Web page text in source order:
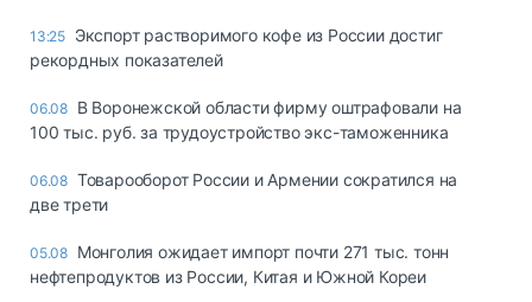
13:25 Экспорт растворимого кофе из России достиг
рекордных показателей
06.08 В Воронежской области фирму оштрафовали на
100 тыс. руб. за трудоустройство экс-таможенника
06.08 Товарооборот России и Армении сократился на
две трети
05.08 Монголия ожидает импорт почти 271 тыс. тонн
нефтепродуктов из России, Китая и Южной Кореи